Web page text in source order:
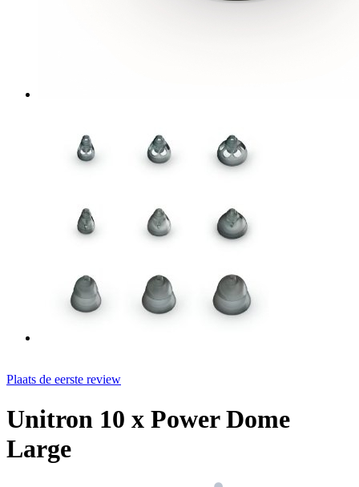
Plaats de eerste review
Unitron 10 x Power Dome
Large